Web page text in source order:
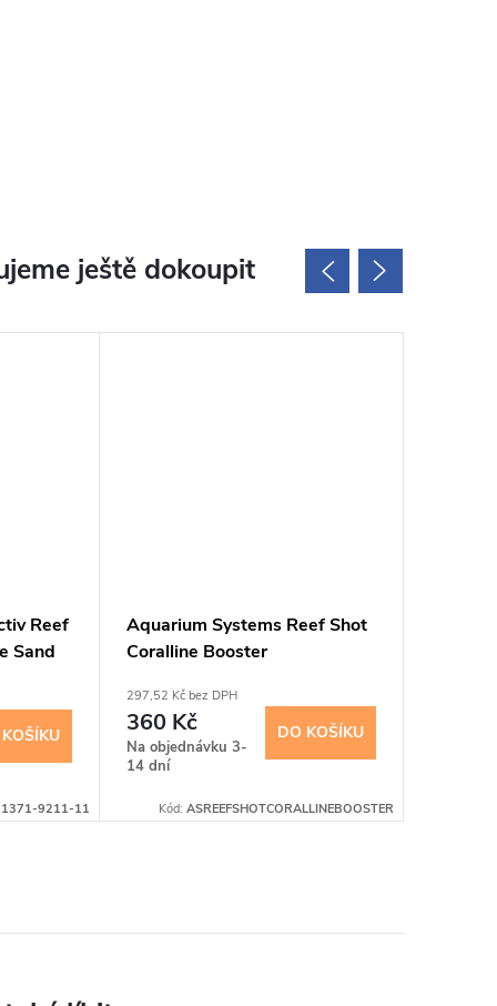
ještě dokoupit
Reef
Sand
9211-11
Aquarium Systems Reef Shot
Coralline Booster
297,52 Kč bez DPH
360 Kč
Na objednávku 3-
14 dní
DO KOŠÍKU
Kód: ASREEFSHOTCORALLINEBOOSTER